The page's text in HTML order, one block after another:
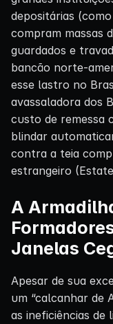
depositárias
compram massas
guardados e
bancão norte-
esse lastro no
avassaladora dos
custo de remessa
blindar
contra a teia
estrangeiro
A
Janelas
Apesar de sua
um “calcanhar de
as ineficiências de